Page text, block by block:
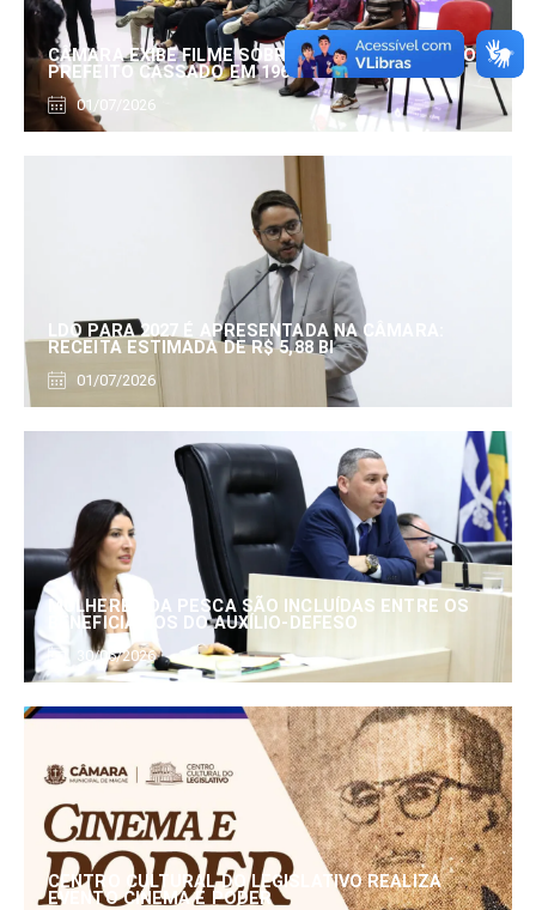
CÂMARA EXIBE FILME SOBRE EDUARDO SERRANO,
PREFEITO CASSADO EM 1960
01/07/2026
LDO PARA 2027 É APRESENTADA NA CÂMARA:
RECEITA ESTIMADA DE R$ 5,88 BI
01/07/2026
MULHERES DA PESCA SÃO INCLUÍDAS ENTRE OS
BENEFICIÁRIOS DO AUXÍLIO-DEFESO
30/06/2026
CENTRO CULTURAL DO LEGISLATIVO REALIZA
EVENTO CINEMA E PODER